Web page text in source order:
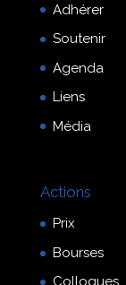
Adhérer
Soutenir
Agenda
Liens
Média
Actions
Prix
Bourses